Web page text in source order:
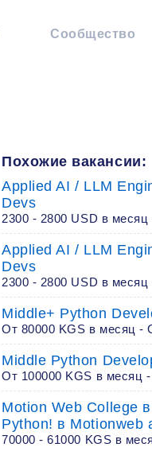
Сообщество
Похожие вакансии:
Applied AI / LLM
Devs
2300 - 2800 USD в
Applied AI / LLM
Devs
2300 - 2800 USD в
Middle+ Python
От 80000 KGS в месяц -
Middle Python
От 100000 KGS в месяц
Motion Web College
Python! в Motionweb
70000 - 61000 KGS в